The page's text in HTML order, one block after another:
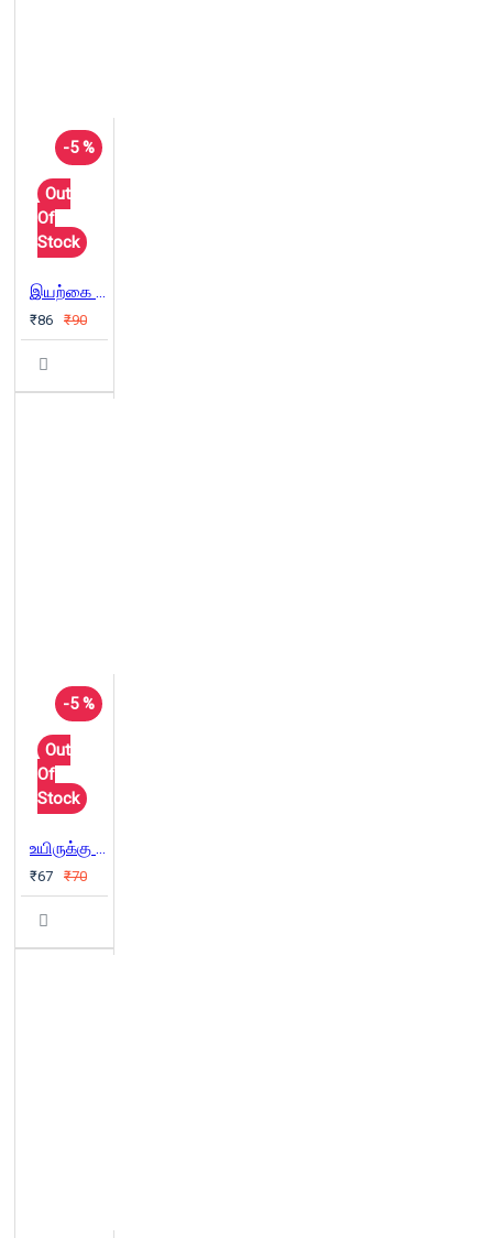
-5 %
Out
Of
Stock
இயற்கை வழியில் இனிய பிரசவம்
₹86 ₹90
-5 %
Out
Of
Stock
உயிருக்கு மரணமில்லை
₹67 ₹70